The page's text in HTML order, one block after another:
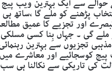
حوالے سے ایک بہترین ویب
پڑھنے کو ملے گا ،ساتھ
اور تجزیے کا عمیق
ملے گی ۔ جہاں بِنا کسی
تجزیوں سے بہترین
پیج کوسجائیے اور معاشرے
کی تاریکی سے نکالنا ہی